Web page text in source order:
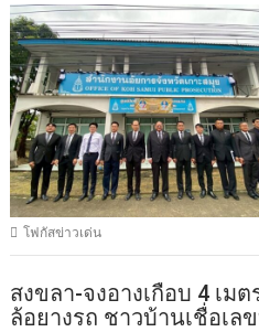
โฟกัสข่าวเด่น
สงขลา-จงอางเกือบ 4 เม
ล้อยางรถ ชาวบ้านเชื่อเล